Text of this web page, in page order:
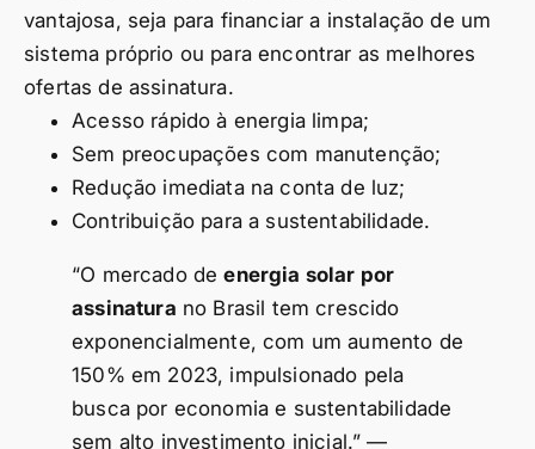
vantajosa, seja para financiar a instalação de um
sistema próprio ou para encontrar as melhores
ofertas de assinatura.
Acesso rápido à energia limpa;
Sem preocupações com manutenção;
Redução imediata na conta de luz;
Contribuição para a sustentabilidade.
“O mercado deenergia solar por
assinatura no Brasil tem crescido
exponencialmente, com um aumento de
150% em 2023, impulsionado pela
busca por economia e sustentabilidade
sem alto investimento inicial.” —